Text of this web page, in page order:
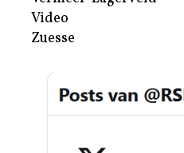
Video
Zuesse